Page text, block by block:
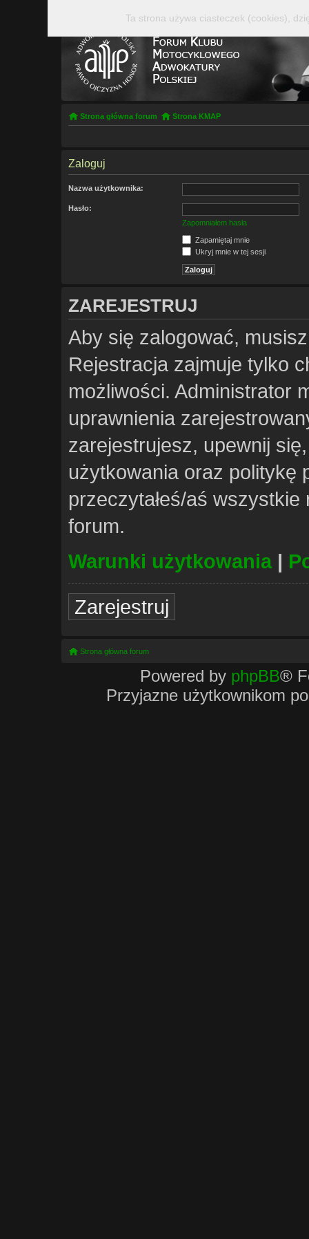
Strona główna forum Strona KMAP
Zaloguj
Nazwa użytkownika:
Hasło:
Zapomniałem hasła
Zapamiętaj mnie
Ukryj mnie w tej sesji
ZAREJESTRUJ
Aby się zalogować,
Rejestracja zajmuje tylko
możliwości. Administrator
uprawnienia
zarejestrujesz, upewnij
użytkowania oraz politykę
przeczytałeś/aś
forum.
Warunki użytkowania|
Zarejestruj
Strona główna forum
Powered by phpBB®
Przyjazne użytkownikom
Ta strona używa ciasteczek (cookies),